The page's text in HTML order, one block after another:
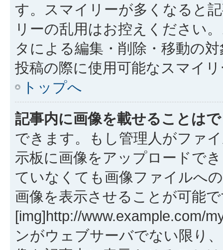
す。スマイリーが多くなると
リーの乱用はお控えください
タによる編集・削除・移動の
投稿の際に使用可能なスマイ
トップへ
記事内に画像を載せることは
できます。もし管理人がファ
示板に画像をアップロードで
ていなくても画像ファイルへ
画像を表示させることが可能
[img]http://www.example.com/
ンがウェブサーバでない限り